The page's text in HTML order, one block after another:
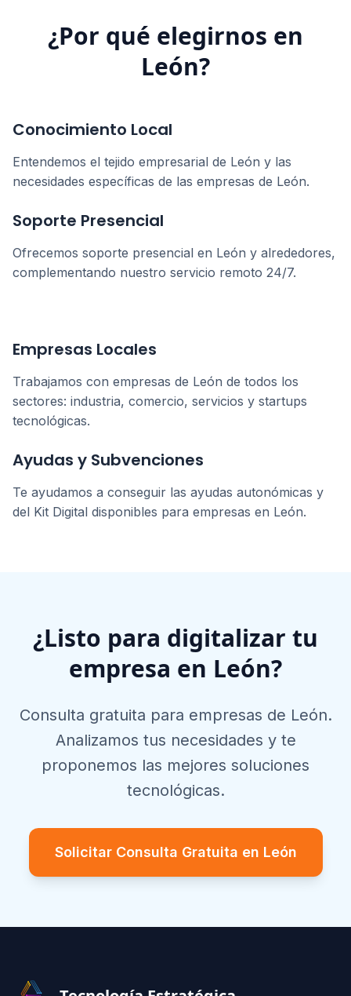
¿Por qué elegirnos en
León?
Conocimiento Local
Entendemos el tejido empresarial de León y las
necesidades específicas de las empresas de León.
Soporte Presencial
Ofrecemos soporte presencial en León y alrededores,
complementando nuestro servicio remoto 24/7.
Empresas Locales
Trabajamos con empresas de León de todos los
sectores: industria, comercio, servicios y startups
tecnológicas.
Ayudas y Subvenciones
Te ayudamos a conseguir las ayudas autonómicas y
del Kit Digital disponibles para empresas en León.
¿Listo para digitalizar tu
empresa en León?
Consulta gratuita para empresas de León.
Analizamos tus necesidades y te
proponemos las mejores soluciones
tecnológicas.
Solicitar Consulta Gratuita en León